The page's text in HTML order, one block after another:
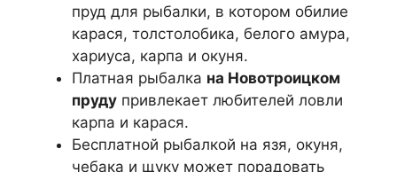
пруд для рыбалки, в котором обилие
карася, толстолобика, белого амура,
хариуса, карпа и окуня.
Платная рыбалка на Новотроицком
пруду привлекает любителей ловли
карпа и карася.
Бесплатной рыбалкой на язя, окуня,
чебака и щуку может порадовать